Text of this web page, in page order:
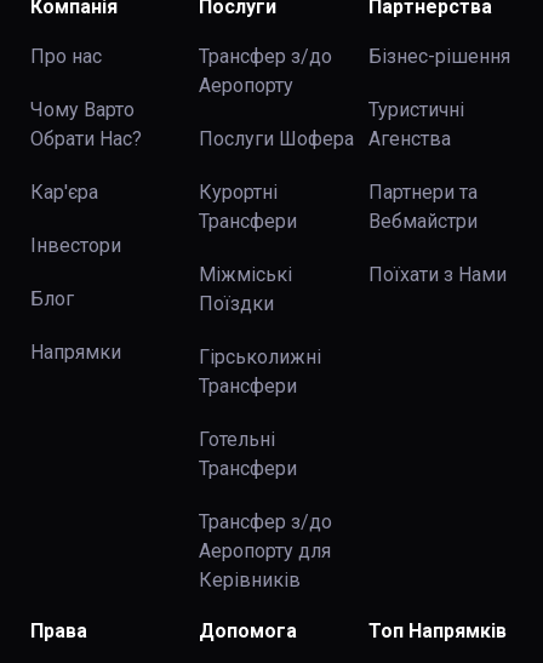
Компанія
Про нас
Чому Варто
Обрати Нас?
Кар'єра
Інвестори
Блог
Напрямки
Послуги
Трансфер з/до
Аеропорту
Послуги Шофера
Курортні
Трансфери
Міжміські
Поїздки
Гірськолижні
Трансфери
Готельні
Трансфери
Трансфер з/до
Аеропорту для
Керівників
Партнерства
Бізнес-рішення
Туристичні
Агенства
Партнери та
Вебмайстри
Поїхати з Нами
Права Допомога Топ Напрямків